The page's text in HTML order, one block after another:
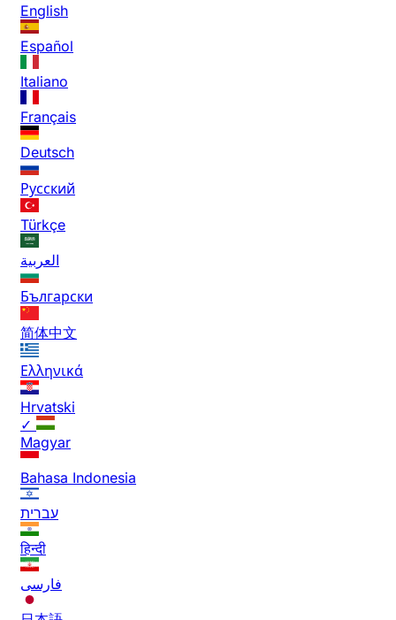
English
Español
Italiano
Français
Deutsch
Русский
Türkçe
العربية
Български
简体中文
Ελληνικά
Hrvatski
✓
Magyar
Bahasa Indonesia
עברית
हिन्दी
فارسی